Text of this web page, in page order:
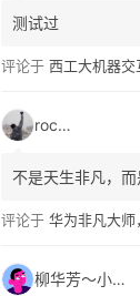
测试过
评论于 西工大机器交互方面取
rocky
不是天生非凡，
评论于 华为非凡大师
柳华芳～小芳侠